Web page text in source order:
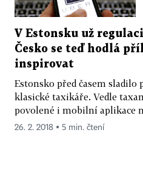
V Estonsku už
Česko se teď hodlá
inspirovat
Estonsko před časem sladilo
klasické taxikáře. Vedle
povolené i mobilní aplikace
26. 2. 2018 ▪ 5 min. čtení